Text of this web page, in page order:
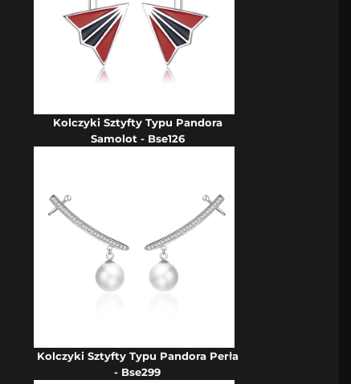
Kolczyki Sztyfty Typu Pandora
Samolot - Bse126
Kolczyki Sztyfty Typu Pandora Perła
- Bse299